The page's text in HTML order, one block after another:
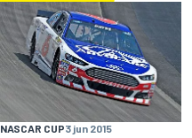
NASCAR CUP3 jun 2015